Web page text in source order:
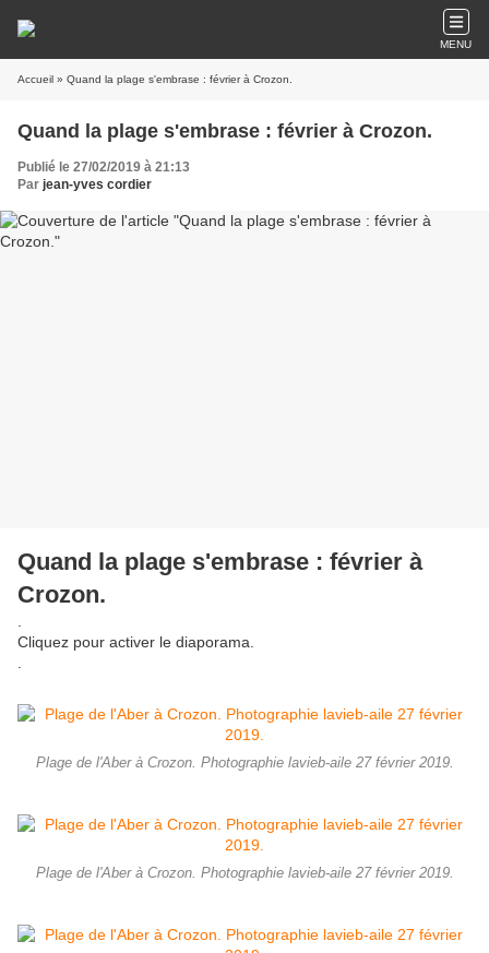
MENU
Accueil » Quand la plage s'embrase : février à Crozon.
Quand la plage s'embrase : février à Crozon.
Publié le 27/02/2019 à 21:13
Par jean-yves cordier
Quand la plage s'embrase : février à
Crozon.
Cliquez pour activer le diaporama.
Plage de l'Aber à Crozon. Photographie lavieb-aile 27 février 2019.
Plage de l'Aber à Crozon. Photographie lavieb-aile 27 février 2019.